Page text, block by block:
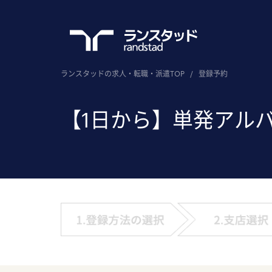
ランスタッドの求人・転職・派遣TOP / 登録予約
【1日から】単発アル